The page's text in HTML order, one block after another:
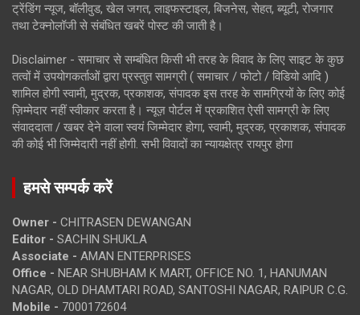
ट्रेंडिंग न्यूज, बॉलीवुड, खेल जगत, लाइफस्टाइल, बिजनेस, सेहत, ब्यूटी, रोजगार
तथा टेक्नोलॉजी से संबंधित खबरें पोस्ट की जाती है।
Disclaimer - समाचार से सम्बंधित किसी भी तरह के विवाद के लिए साइट के कुछ
तत्वों में उपयोगकर्ताओं द्वारा प्रस्तुत सामग्री ( समाचार / फोटो / विडियो आदि )
शामिल होगी स्वामी, मुद्रक, प्रकाशक, संपादक इस तरह के सामग्रियों के लिए कोई
ज़िम्मेदार नहीं स्वीकार करता है। न्यूज़ पोर्टल में प्रकाशित ऐसी सामग्री के लिए
संवाददाता / खबर देने वाला स्वयं जिम्मेदार होगा, स्वामी, मुद्रक, प्रकाशक, संपादक
की कोई भी जिम्मेदारी नहीं होगी. सभी विवादों का न्यायक्षेत्र रायपुर होगा
हमसे सम्पर्क करें
Owner - CHITRASEN DEWANGAN
Editor - SACHIN SHUKLA
Associate - AMAN ENTERPRISES
Office - NEAR SHUBHAM K MART, OFFICE NO. 1, HANUMAN
NAGAR, OLD DHAMTARI ROAD, SANTOSHI NAGAR, RAIPUR C.G.
Mobile - 7000172604